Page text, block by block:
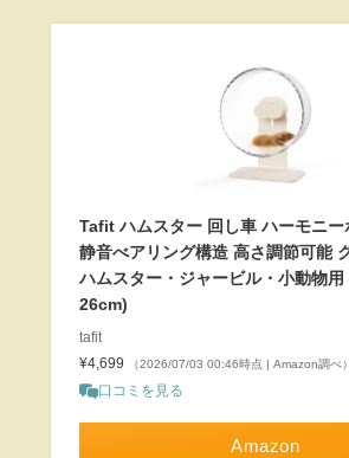
Tafit ハムスター 回し車 ハーモニー
静音べアリング構造 高さ調節可能
ハムスター・ジャービル・小動物用
26cm)
tafit
¥4,699
（2026/07/03 00:46時点 | Amazon調べ）
口コミを見る
Amazon